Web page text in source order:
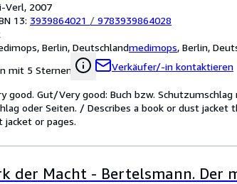
Verl, 2007
13: 3939864021 / 9783939864028
Berlin, Deutschlandmedimops, Berlin,
mit 5 Sternen
Verkäufer/-in kontaktieren
good. Gut/Very good: Buch bzw.
oder Seiten. / Describes a book or dust
jacket or pages.
der Macht - Bertelsmann. Der